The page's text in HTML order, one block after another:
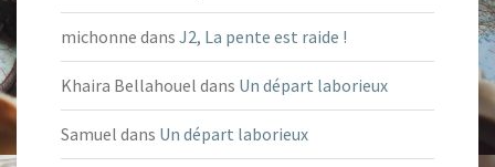
michonne dans J2, La pente est raide !
Khaira Bellahouel dans Un départ laborieux
Samuel dans Un départ laborieux